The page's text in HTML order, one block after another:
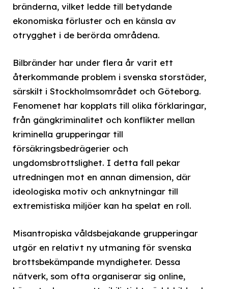
bränderna, vilket ledde till betydande
ekonomiska förluster och en känsla av
otrygghet i de berörda områdena.
Bilbränder har under flera år varit ett
återkommande problem i svenska storstäder,
särskilt i Stockholmsområdet och Göteborg.
Fenomenet har kopplats till olika förklaringar,
från gängkriminalitet och konflikter mellan
kriminella grupperingar till
försäkringsbedrägerier och
ungdomsbrottslighet. I detta fall pekar
utredningen mot en annan dimension, där
ideologiska motiv och anknytningar till
extremistiska miljöer kan ha spelat en roll.
Misantropiska våldsbejakande grupperingar
utgör en relativt ny utmaning för svenska
brottsbekämpande myndigheter. Dessa
nätverk, som ofta organiserar sig online,